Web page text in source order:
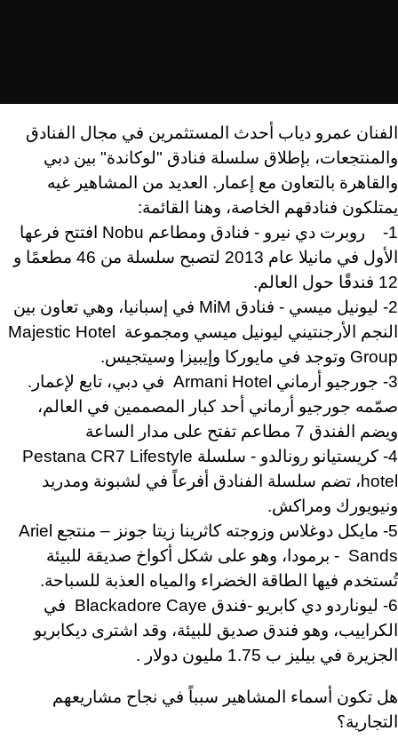
الفنان عمرو دياب أحدث المستثمرين في مجال الفنادق
والمنتجعات، بإطلاق سلسلة فنادق "لوكاندة" بين دبي
والقاهرة بالتعاون مع إعمار. العديد من المشاهير غيه
يمتلكون فنادقهم الخاصة، وهنا القائمة:
1- روبرت دي نيرو - فنادق ومطاعم Nobu افتتح فرعها
الأول في مانيلا عام 2013 لتصبح سلسلة من 46 مطعمًا و
12 فندقًا حول العالم.
2- ليونيل ميسي - فنادق MiM في إسبانيا، وهي تعاون بين
النجم الأرجنتيني ليونيل ميسي ومجموعة Majestic Hotel
Group وتوجد في مايوركا وإيبيزا وسيتجيس.
3- جورجيو أرماني Armani Hotel في دبي، تابع لإعمار.
صمّمه جورجيو أرماني أحد كبار المصممين في العالم،
ويضم الفندق 7 مطاعم تفتح على مدار الساعة
4- كريستيانو رونالدو - سلسلة Pestana CR7 Lifestyle
hotel، تضم سلسلة الفنادق أفرعاً في لشبونة ومدريد
ونيويورك ومراكش.
5- مايكل دوغلاس وزوجته كاثرينا زيتا جونز – منتجع Ariel
Sands - برمودا، وهو على شكل أكواخ صديقة للبيئة
تُستخدم فيها الطاقة الخضراء والمياه العذبة للسباحة.
6- ليوناردو دي كابريو -فندق Blackadore Caye في
الكراييب، وهو فندق صديق للبيئة، وقد اشترى ديكابريو
الجزيرة في بيليز ب 1.75 مليون دولار .
هل تكون أسماء المشاهير سبباً في نجاح مشاريعهم
التجارية؟